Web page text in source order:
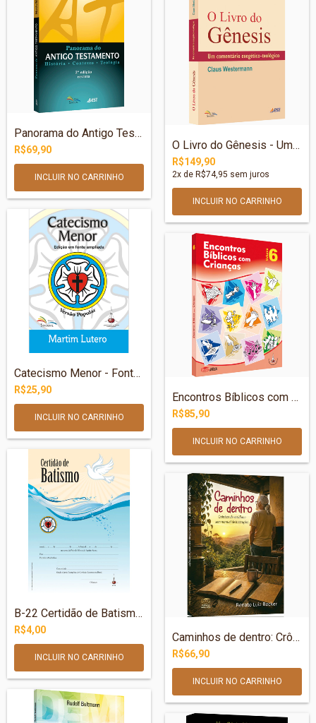
Panorama do Antigo Testamento - História...
R$69,90 O Livro do Gênesis - Um comentário exegé...
R$149,90
2x de R$74,95 sem juros
Catecismo Menor - Fonte Ampliada
R$25,90
Encontros Bíblicos com Crianças - v. 6
R$85,90
B-22 Certidão de Batismo – Rosa de Luter...
R$4,00
Caminhos de dentro: Crônicas do cotidian...
R$66,90